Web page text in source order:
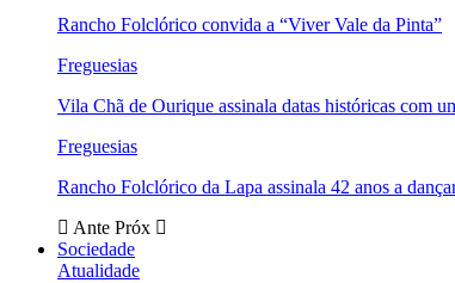
Rancho Folclórico convida a “Viver Vale da Pinta”
Freguesias
Vila Chã de Ourique assinala datas históricas com
Freguesias
Rancho Folclórico da Lapa assinala 42 anos a
Ante Próx
Sociedade
Atualidade